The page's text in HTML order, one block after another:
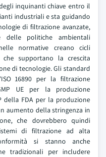
inquinanti chiave entro il
industriali e sta guidando
di filtrazione avanzate,
delle politiche ambientali
normative creano cicli
supportano la crescita
di tecnologie. Gli standard
16890 per la filtrazione
UE per la produzione
della FDA per la produzione
aumento della stringenza in
che dovrebbero quindi
di filtrazione ad alta
si stanno anche
tradizionali per includere